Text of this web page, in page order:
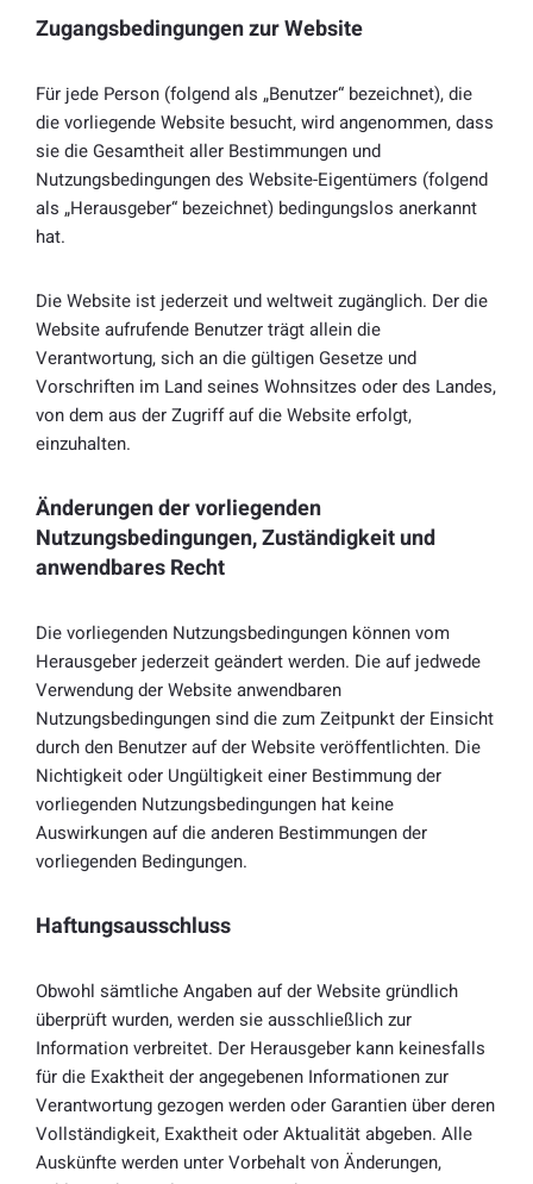
Zugangsbedingungen zur Website
Für jede Person (folgend als „Benutzer“ bezeichnet), die
die vorliegende Website besucht, wird angenommen, dass
sie die Gesamtheit aller Bestimmungen und
Nutzungsbedingungen des Website-Eigentümers (folgend
als „Herausgeber“ bezeichnet) bedingungslos anerkannt
hat.
Die Website ist jederzeit und weltweit zugänglich. Der die
Website aufrufende Benutzer trägt allein die
Verantwortung, sich an die gültigen Gesetze und
Vorschriften im Land seines Wohnsitzes oder des Landes,
von dem aus der Zugriff auf die Website erfolgt,
einzuhalten.
Änderungen der vorliegenden
Nutzungsbedingungen, Zuständigkeit und
anwendbares Recht
Die vorliegenden Nutzungsbedingungen können vom
Herausgeber jederzeit geändert werden. Die auf jedwede
Verwendung der Website anwendbaren
Nutzungsbedingungen sind die zum Zeitpunkt der Einsicht
durch den Benutzer auf der Website veröffentlichten. Die
Nichtigkeit oder Ungültigkeit einer Bestimmung der
vorliegenden Nutzungsbedingungen hat keine
Auswirkungen auf die anderen Bestimmungen der
vorliegenden Bedingungen.
Haftungsausschluss
Obwohl sämtliche Angaben auf der Website gründlich
überprüft wurden, werden sie ausschließlich zur
Information verbreitet. Der Herausgeber kann keinesfalls
für die Exaktheit der angegebenen Informationen zur
Verantwortung gezogen werden oder Garantien über deren
Vollständigkeit, Exaktheit oder Aktualität abgeben. Alle
Auskünfte werden unter Vorbehalt von Änderungen,